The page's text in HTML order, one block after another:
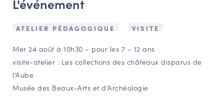
Espace acteurs
PORTAIL CULTURE
Comité d'Histoire Régionale
L'événement
ATELIER PÉDAGOGIQUE VISITE
Mer 24 août à 10h30 – pour les 7 – 12 ans
visite-atelier : Les collections des châteaux disparus de
l’Aube
Musée des Beaux-Arts et d’Archéologie